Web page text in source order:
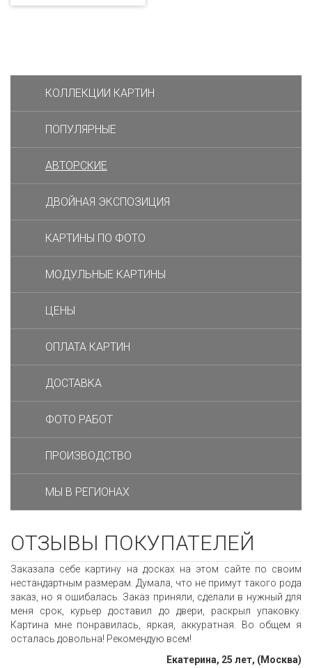
КОЛЛЕКЦИИ КАРТИН
ПОПУЛЯРНЫЕ
АВТОРСКИЕ
ДВОЙНАЯ ЭКСПОЗИЦИЯ
КАРТИНЫ ПО ФОТО
МОДУЛЬНЫЕ КАРТИНЫ
ЦЕНЫ
ОПЛАТА КАРТИН
ДОСТАВКА
ФОТО РАБОТ
ПРОИЗВОДСТВО
МЫ В РЕГИОНАХ
ОТЗЫВЫ ПОКУПАТЕЛЕЙ
Заказала себе картину на досках на этом сайте по своим
нестандартным размерам. Думала, что не примут такого рода
заказ, но я ошибалась. Заказ приняли, сделали в нужный для
меня срок, курьер доставил до двери, раскрыл упаковку.
Картина мне понравилась, яркая, аккуратная. Во общем я
осталась довольна! Рекомендую всем!
Екатерина, 25 лет, (Москва)